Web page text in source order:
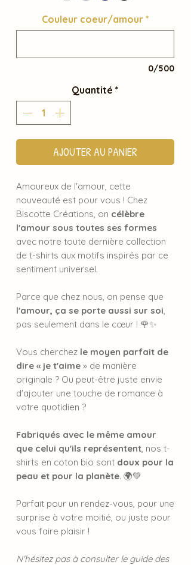
Couleur coeur/amour *
0/500
Quantité *
AJOUTER AU PANIER
Amoureux de l'amour, cette
nouveauté est pour vous ! Chez
Biscotte Créations, on célèbre
l'amour sous toutes ses formes
avec notre toute dernière collection
de t-shirts aux motifs inspirés par ce
sentiment universel.
Parce que chez nous, on pense que
l'amour, ça se porte aussi sur soi,
pas seulement dans le cœur ! 🌹✨
Vous cherchez le moyen parfait de
dire « je t'aime » de manière
originale ? Ou peut-être juste envie
d'ajouter une touche de romance à
votre quotidien ?
Fabriqués avec le même amour
que celui qu'ils représentent, nos t-
shirts en coton bio sont doux pour la
peau et pour la planète. 🌍💚
Parfait pour un rendez-vous, pour une
surprise à votre moitié, ou juste pour
vous faire plaisir !
N'hésitez pas à consulter le guide des